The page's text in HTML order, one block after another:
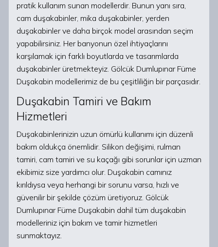
pratik kullanım sunan modellerdir. Bunun yanı sıra,
cam duşakabinler, mika duşakabinler, yerden
duşakabinler ve daha birçok model arasından seçim
yapabilirsiniz. Her banyonun özel ihtiyaçlarını
karşılamak için farklı boyutlarda ve tasarımlarda
duşakabinler üretmekteyiz. Gölcük Dumlupınar Füme
Duşakabin modellerimiz de bu çeşitliliğin bir parçasıdır.
Duşakabin Tamiri ve Bakım
Hizmetleri
Duşakabinlerinizin uzun ömürlü kullanımı için düzenli
bakım oldukça önemlidir. Silikon değişimi, rulman
tamiri, cam tamiri ve su kaçağı gibi sorunlar için uzman
ekibimiz size yardımcı olur. Duşakabin camınız
kırıldıysa veya herhangi bir sorunu varsa, hızlı ve
güvenilir bir şekilde çözüm üretiyoruz. Gölcük
Dumlupınar Füme Duşakabin dahil tüm duşakabin
modelleriniz için bakım ve tamir hizmetleri
sunmaktayız.